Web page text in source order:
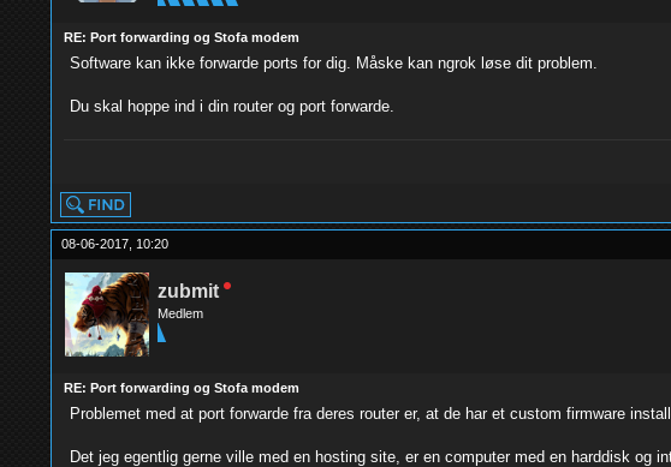
RE: Port forwarding og Stofa modem
Software kan ikke forwarde ports for dig. Måske kan ngrok løse dit problem.
Du skal hoppe ind i din router og port forwarde.
08-06-2017, 10:20
zubmit
Medlem
RE: Port forwarding og Stofa modem
Problemet med at port forwarde fra deres router er, at de har et custom firmware
Det jeg egentlig gerne ville med en hosting site, er en computer med en harddisk og